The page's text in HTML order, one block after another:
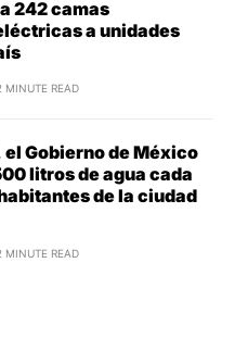
242 camas
a unidades
MINUTE READ
el Gobierno de México
litros de agua cada
de la ciudad
MINUTE READ